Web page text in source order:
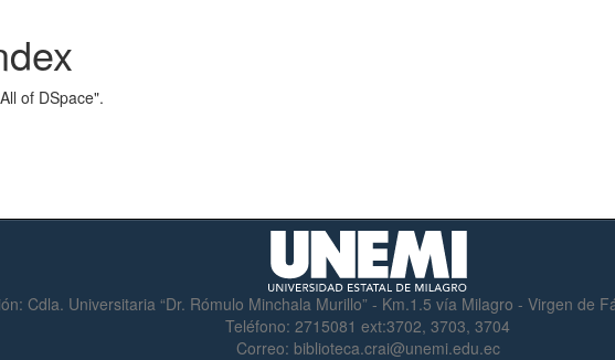
of DSpace".
Cdla. Universitaria “Dr. Rómulo Minchala Murillo” - Km.1.5 vía Milagro - Virgen de
Teléfono: 2715081 ext:3702, 3703, 3704
Correo: biblioteca.crai@unemi.edu.ec